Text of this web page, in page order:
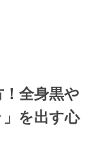
全身黒や
を出す心